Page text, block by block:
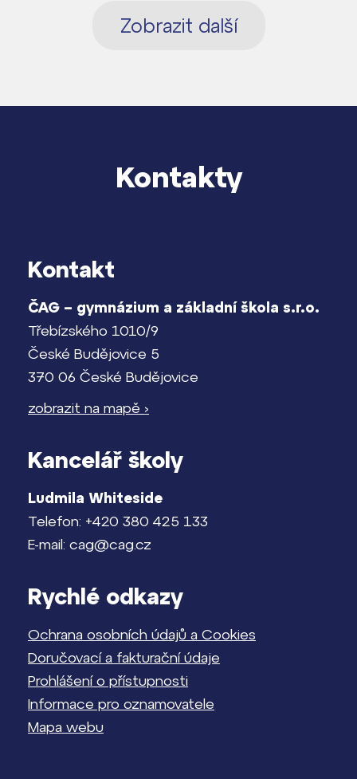
Zobrazit další
Kontakty
Kontakt
ČAG – gymnázium a základní škola s.r.o.
Třebízského 1010/9
České Budějovice 5
370 06 České Budějovice
zobrazit na mapě ›
Kancelář školy
Ludmila Whiteside
Telefon: +420 380 425 133
E-mail: cag@cag.cz
Rychlé odkazy
Ochrana osobních údajů a Cookies
Doručovací a fakturační údaje
Prohlášení o přístupnosti
Informace pro oznamovatele
Mapa webu